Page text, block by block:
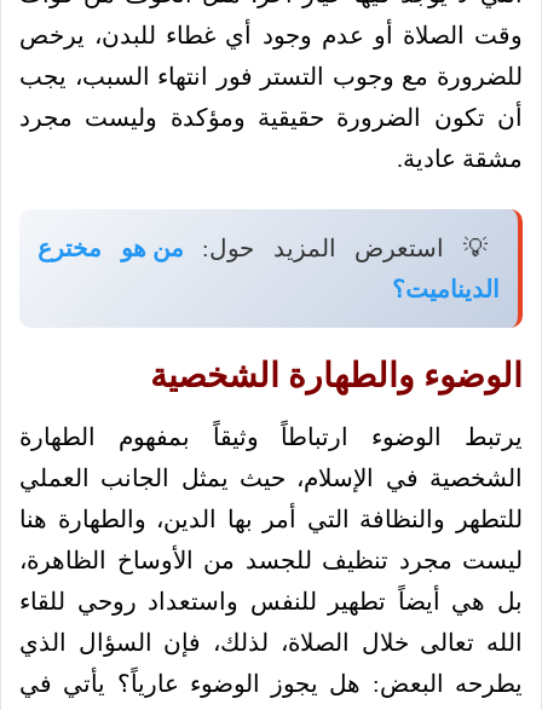
وقت الصلاة أو عدم وجود أي غطاء للبدن، يرخص
للضرورة مع وجوب التستر فور انتهاء السبب، يجب
أن تكون الضرورة حقيقية ومؤكدة وليست مجرد
مشقة عادية.
💡 استعرض المزيد حول: من هو مخترع
الديناميت؟
الوضوء والطهارة الشخصية
يرتبط الوضوء ارتباطاً وثيقاً بمفهوم الطهارة
الشخصية في الإسلام، حيث يمثل الجانب العملي
للتطهر والنظافة التي أمر بها الدين، والطهارة هنا
ليست مجرد تنظيف للجسد من الأوساخ الظاهرة،
بل هي أيضاً تطهير للنفس واستعداد روحي للقاء
الله تعالى خلال الصلاة، لذلك، فإن السؤال الذي
يطرحه البعض: هل يجوز الوضوء عارياً؟ يأتي في